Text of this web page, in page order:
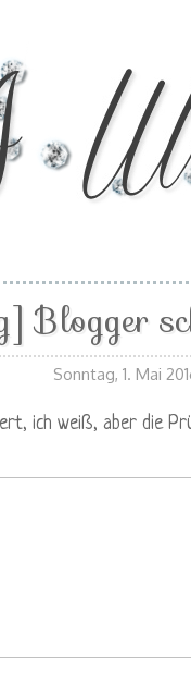
Blogger
Sonntag, 1. Mai
ich weiß, aber die